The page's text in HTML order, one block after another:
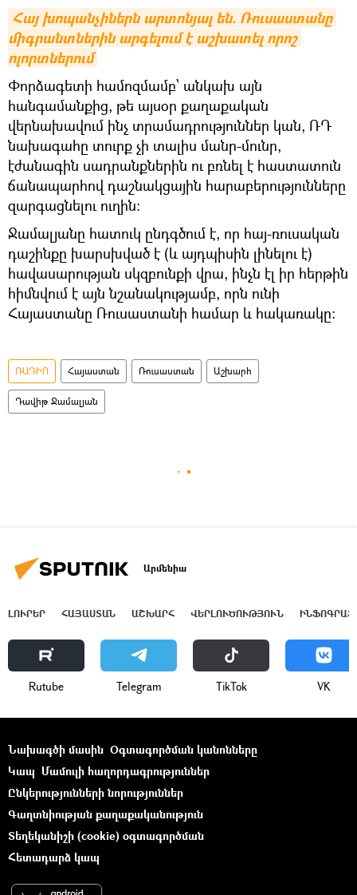
Հայ խոպանչիներն արտոնյալ են. Ռուսաստանը
միգրանտներին արգելում է աշխատել որոշ
ոլորտներում
Փորձագետի համոզմամբ՝ անկախ այն
հանգամանքից, թե այսօր քաղաքական
վերնախավում ինչ տրամադրություններ կան, ՌԴ
նախագահը տուրք չի տալիս մանր-մունր,
էժանագին սադրանքներին ու բռնել է հաստատուն
ճանապարհով դաշնակցային հարաբերությունները
զարգացնելու ուղին։
Ջամալյանը հատուկ ընդգծում է, որ հայ-ռուսական
դաշինքը խարսխված է (և այդպիսին լինելու է)
հավասարության սկզբունքի վրա, ինչն էլ իր հերթին
հիմնվում է այն նշանակությամբ, որն ունի
Հայաստանը Ռուսաստանի համար և հակառակը:
ՌԱԴԻՈ Հայաստան Ռուսաստան Աշխարհ
Դավիթ Ջամալյան
Արմենիա
ԼՈՒՐԵՐ ՀԱՅԱՍՏԱՆ ԱՇԽԱՐՀ ՎԵՐԼՈՒԾՈՒԹՅՈՒՆ
Rutube Telegram ТikТоk VK
Նախագծի մասին Օգտագործման կանոնները
Կապ Մամուլի հաղորդագրություններ
Ընկերությունների նորություններ
Գաղտնիության քաղաքականություն
Տեղեկանիշի (cookie) օգտագործման
Հետադարձ կապ